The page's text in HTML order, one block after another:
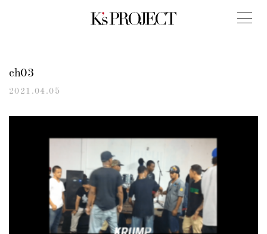
ch03
2021.04.05